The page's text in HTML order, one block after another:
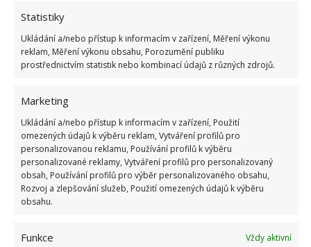
Statistiky
Ukládání a/nebo přístup k informacím v zařízení, Měření výkonu
reklam, Měření výkonu obsahu, Porozumění publiku
prostřednictvím statistik nebo kombinací údajů z různých zdrojů.
Marketing
Ukládání a/nebo přístup k informacím v zařízení, Použití
omezených údajů k výběru reklam, Vytváření profilů pro
personalizovanou reklamu, Používání profilů k výběru
personalizované reklamy, Vytváření profilů pro personalizovaný
obsah, Používání profilů pro výběr personalizovaného obsahu,
Rozvoj a zlepšování služeb, Použití omezených údajů k výběru
obsahu.
Funkce
Vždy aktivní
větší koncentrace alkoholu, tím silnější dezinfekce
Přidat můžete (ale nemusíte) i kastilské mýdlo.
Pro ještě větší efekt dezinfekce můžete přidat pár
Nastříhejte si připravenou látku na stejné
čtverečky a jeden za druhým srolujte do ruličky.
Velikost ubrousků záleží na vás. Pokud budete
chtít předejít třepení okrajů, můžete si je zapošít
zavíčkujte a protřepejte, aby se veškerá tkanina